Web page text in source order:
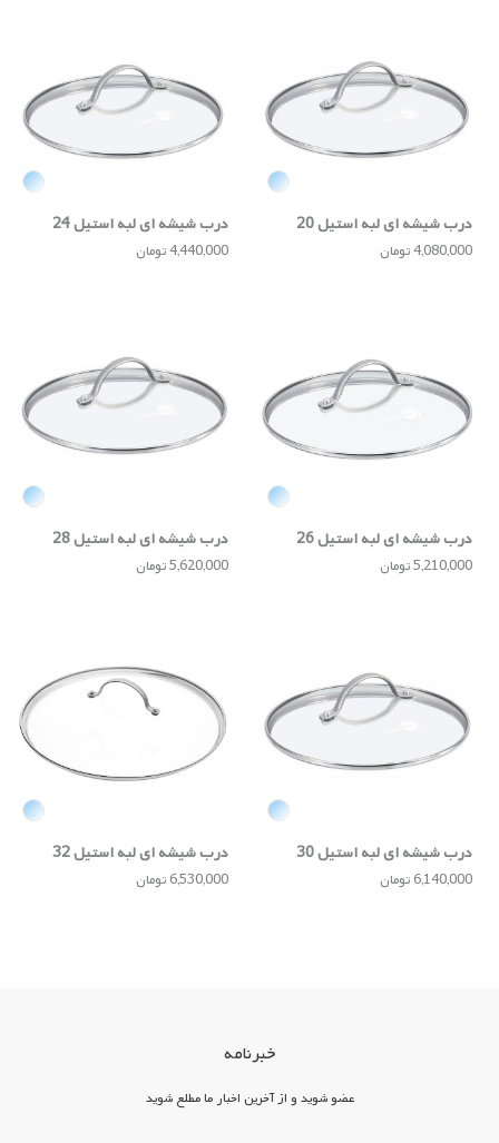
درب شیشه ای لبه استیل 20
سانتی
4,080,000 تومان
درب شیشه ای لبه استیل 24
سانتی
4,440,000 تومان
درب شیشه ای لبه استیل 26
سانتی
5,210,000 تومان
درب شیشه ای لبه استیل 28
سانتی
5,620,000 تومان
درب شیشه ای لبه استیل 30
سانتی
6,140,000 تومان
درب شیشه ای لبه استیل 32
سانتی
6,530,000 تومان
خبرنامه
عضو شوید و از آخرین اخبار ما مطلع شوید